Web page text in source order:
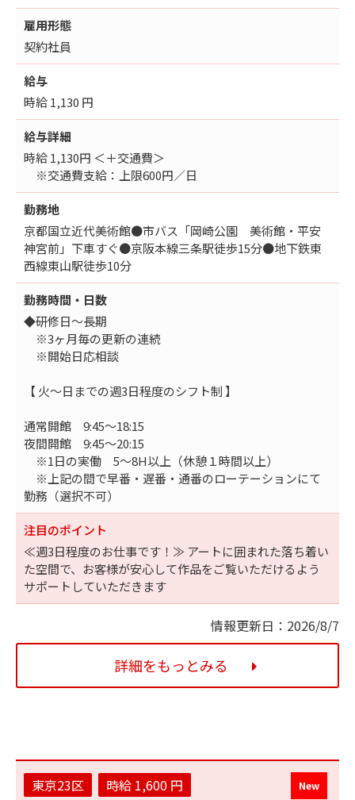
雇用形態
契約社員
給与
時給 1,130 円
給与詳細
時給 1,130円 ＜＋交通費＞
※交通費支給：上限600円／日
勤務地
京都国立近代美術館●市バス「岡崎公園 美術館・平安
神宮前」下車すぐ●京阪本線三条駅徒歩15分●地下鉄東
西線東山駅徒歩10分
勤務時間・日数
◆研修日～長期
※3ヶ月毎の更新の連続
※開始日応相談
【 火～日までの週3日程度のシフト制 】
通常開館 9:45～18:15
夜間開館 9:45～20:15
※1日の実働 5～8H以上（休憩１時間以上）
※上記の間で早番・遅番・通番のローテーションにて
勤務（選択不可）
注目のポイント
≪週3日程度のお仕事です！≫ アートに囲まれた落ち着い
た空間で、お客様が安心して作品をご覧いただけるよう
サポートしていただきます
情報更新日：2026/8/7
詳細をもっとみる
東京23区 時給 1,600 円